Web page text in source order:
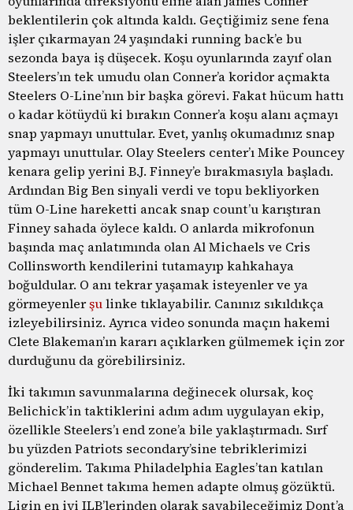
beklentilerin çok altında kaldı. Geçtiğimiz sene fena
işler çıkarmayan 24 yaşındaki running back’e bu
sezonda baya iş düşecek. Koşu oyunlarında zayıf olan
Steelers’ın tek umudu olan Conner’a koridor açmakta
Steelers O-Line’nın bir başka görevi. Fakat hücum hattı
o kadar kötüydü ki bırakın Conner’a koşu alanı açmayı
snap yapmayı unuttular. Evet, yanlış okumadınız snap
yapmayı unuttular. Olay Steelers center’ı Mike Pouncey
kenara gelip yerini B.J. Finney’e bırakmasıyla başladı.
Ardından Big Ben sinyali verdi ve topu bekliyorken
tüm O-Line hareketti ancak snap count’u karıştıran
Finney sahada öylece kaldı. O anlarda mikrofonun
başında maç anlatımında olan Al Michaels ve Cris
Collinsworth kendilerini tutamayıp kahkahaya
boğuldular. O anı tekrar yaşamak isteyenler ve ya
görmeyenlerşulinke tıklayabilir. Canınız sıkıldıkça
izleyebilirsiniz. Ayrıca video sonunda maçın hakemi
Clete Blakeman’ın kararı açıklarken gülmemek için zor
durduğunu da görebilirsiniz.
İki takımın savunmalarına değinecek olursak, koç
Belichick’in taktiklerini adım adım uygulayan ekip,
özellikle Steelers’ı end zone’a bile yaklaştırmadı. Sırf
bu yüzden Patriots secondary’sine tebriklerimizi
gönderelim. Takıma Philadelphia Eagles’tan katılan
Michael Bennet takıma hemen adapte olmuş gözüktü.
Ligin en iyi ILB’lerinden olarak sayabileceğimiz Dont’a